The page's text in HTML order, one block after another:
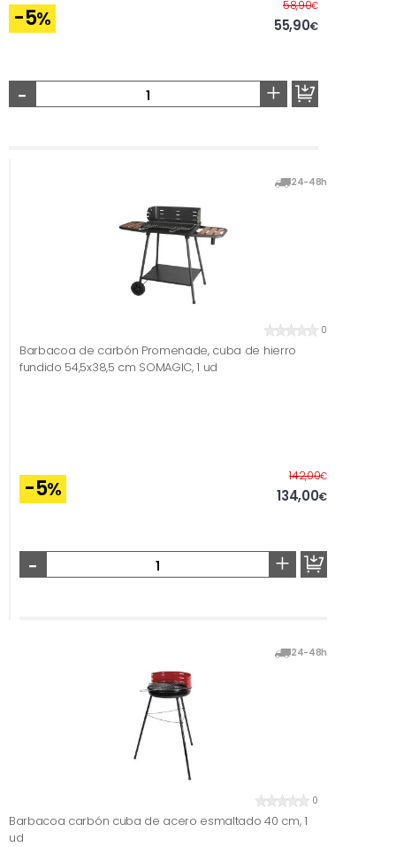
-5%
58,90€Before
55,90€
- +
24-48h
0
Barbacoa de carbón Promenade, cuba de hierro
fundido 54,5x38,5 cm SOMAGIC, 1 ud
-5%
142,00€Before
134,00€
- +
24-48h
0
Barbacoa carbón cuba de acero esmaltado 40 cm, 1
ud